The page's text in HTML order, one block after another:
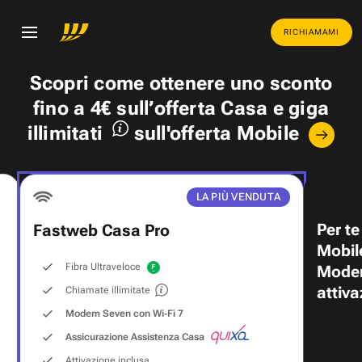
RICHIAMAMI
Scopri come ottenere uno sconto
fino a 4€ sull’offerta Casa egiga
illimitati
sull'offerta Mobile
LA PIÙ VENDUTA
Fastweb Casa Pro
Fibra Ultraveloce
Chiamate illimitate
Modem Seven con Wi‑Fi 7
Assicurazione Assistenza Casa
Per